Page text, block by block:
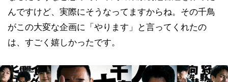
んですけど、実際にそうなってますからね。その千鳥
がこの大変な企画に「やります」と言ってくれたの
は、すごく嬉しかったです。